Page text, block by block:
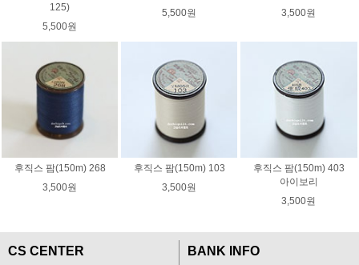
125)
5,500원
5,500원
3,500원
후직스 팜(150m) 268
3,500원
후직스 팜(150m) 103
3,500원
후직스 팜(150m) 403
아이보리
3,500원
CS CENTER
BANK INFO